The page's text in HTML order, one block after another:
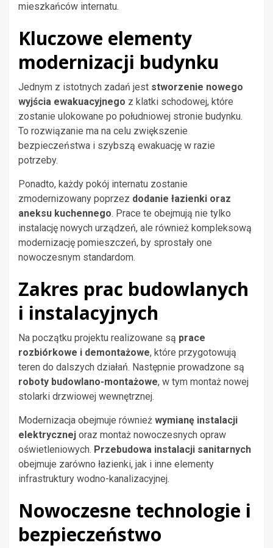
mieszkańców internatu.
Kluczowe elementy
modernizacji budynku
Jednym z istotnych zadań jest stworzenie nowego
wyjścia ewakuacyjnego z klatki schodowej, które
zostanie ulokowane po południowej stronie budynku.
To rozwiązanie ma na celu zwiększenie
bezpieczeństwa i szybszą ewakuację w razie
potrzeby.
Ponadto, każdy pokój internatu zostanie
zmodernizowany poprzez dodanie łazienki oraz
aneksu kuchennego. Prace te obejmują nie tylko
instalację nowych urządzeń, ale również kompleksową
modernizację pomieszczeń, by sprostały one
nowoczesnym standardom.
Zakres prac budowlanych
i instalacyjnych
Na początku projektu realizowane są prace
rozbiórkowe i demontażowe, które przygotowują
teren do dalszych działań. Następnie prowadzone są
roboty budowlano-montażowe, w tym montaż nowej
stolarki drzwiowej wewnętrznej.
Modernizacja obejmuje również wymianę instalacji
elektrycznej oraz montaż nowoczesnych opraw
oświetleniowych. Przebudowa instalacji sanitarnych
obejmuje zarówno łazienki, jak i inne elementy
infrastruktury wodno-kanalizacyjnej.
Nowoczesne technologie i
bezpieczeństwo